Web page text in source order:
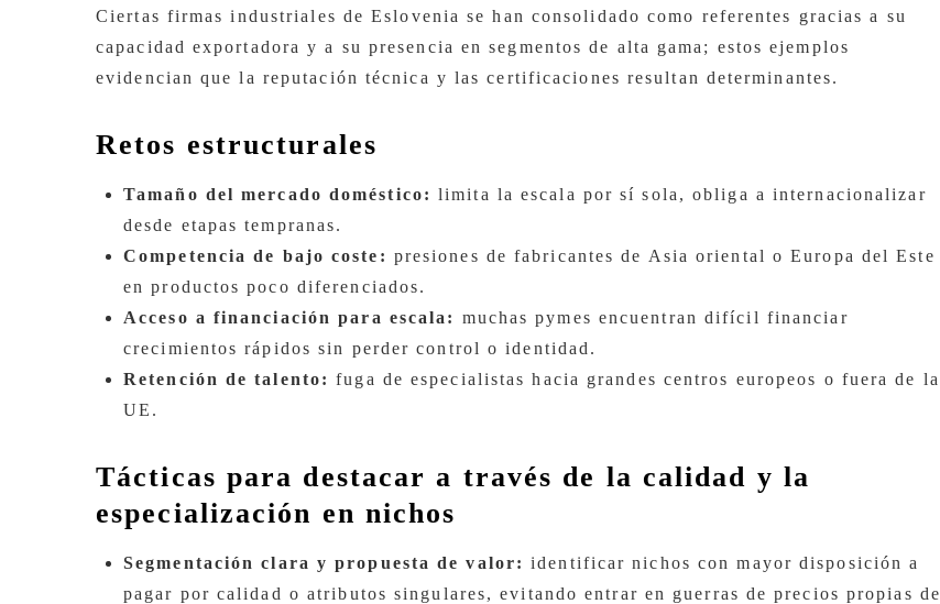
Ciertas firmas industriales de Eslovenia se han consolidado como referentes gracias a su
capacidad exportadora y a su presencia en segmentos de alta gama; estos ejemplos
evidencian que la reputación técnica y las certificaciones resultan determinantes.
Retos estructurales
Tamaño del mercado doméstico: limita la escala por sí sola, obliga a internacionalizar
desde etapas tempranas.
Competencia de bajo coste: presiones de fabricantes de Asia oriental o Europa del Este
en productos poco diferenciados.
Acceso a financiación para escala: muchas pymes encuentran difícil financiar
crecimientos rápidos sin perder control o identidad.
Retención de talento: fuga de especialistas hacia grandes centros europeos o fuera de la
UE.
Tácticas para destacar a través de la calidad y la
especialización en nichos
Segmentación clara y propuesta de valor: identificar nichos con mayor disposición a
pagar por calidad o atributos singulares, evitando entrar en guerras de precios propias de